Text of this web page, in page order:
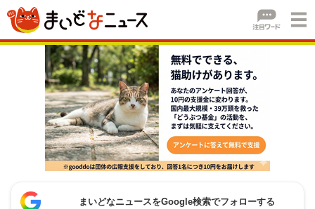
まいどなニュースをGoogle検索でフォローする